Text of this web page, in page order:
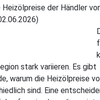
Heizölpreise der Händler
stark variieren. Es gibt
warum die Heizölpreise
sind. Eine